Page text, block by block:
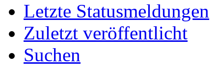
Letzte Statusmeldungen
Zuletzt veröffentlicht
Suchen